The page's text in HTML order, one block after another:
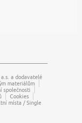
a dodavatelé
materiálům
společnosti
Cookies
místa / Single